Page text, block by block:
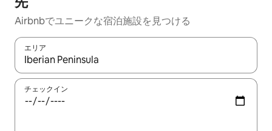
Airbnbでユニークな宿泊施設を見つける
エリア
検索結果が表示されたら、上下の矢印キーを使って移動するか
チェックイン